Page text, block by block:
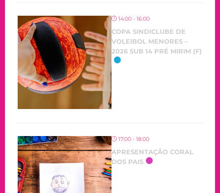
14:00 - 16:00
COPA SINDICLUBE DE
VOLEIBOL MENORES –
2026 SUB 14 PRÉ MIRIM (F)
17:00 - 18:00
APRESENTAÇÃO CORAL
DOS PAIS